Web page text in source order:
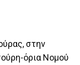
στην
όρια Νομού